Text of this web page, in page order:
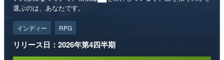
選ぶのは、あなたです。
インディー RPG
リリース日：2026年第4四半期